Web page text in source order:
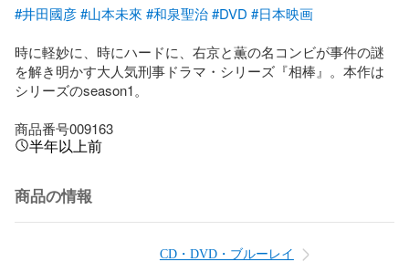
#井田國彦#山本未來 #和泉聖治#DVD #日本映画
時に軽妙に、時にハードに、右京と薫の名コンビが事件の謎
を解き明かす大人気刑事ドラマ・シリーズ『相棒』。本作は
シリーズのseason1。
商品番号009163
半年以上前
商品の情報
CD・DVD・ブルーレイ